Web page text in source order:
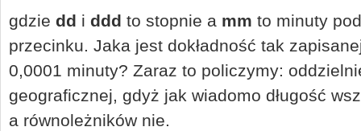
gdzie dd i ddd to stopnie a mm to minuty
przecinku. Jaka jest dokładność tak
0,0001 minuty? Zaraz to policzymy:
geograficznej, gdyż jak wiadomo długość
a równoleżników nie.